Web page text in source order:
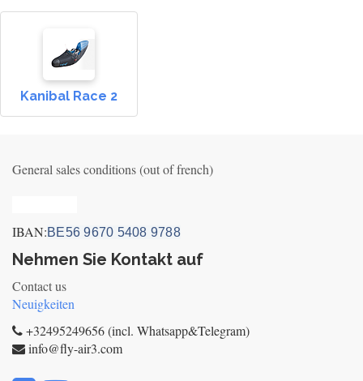
Kanibal Race 2
General sales conditions (out of french)
IBAN:BE56 9670 5408 9788
Nehmen Sie Kontakt auf
Contact us
Neuigkeiten
+32495249656 (incl. Whatsapp&Telegram)
info@fly-air3.com